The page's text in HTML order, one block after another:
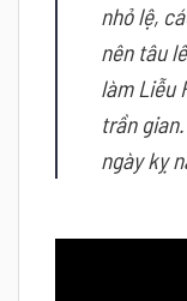
nhỏ lệ,
nên tâu
làm Liễu
trần gian.
ngày kỵ